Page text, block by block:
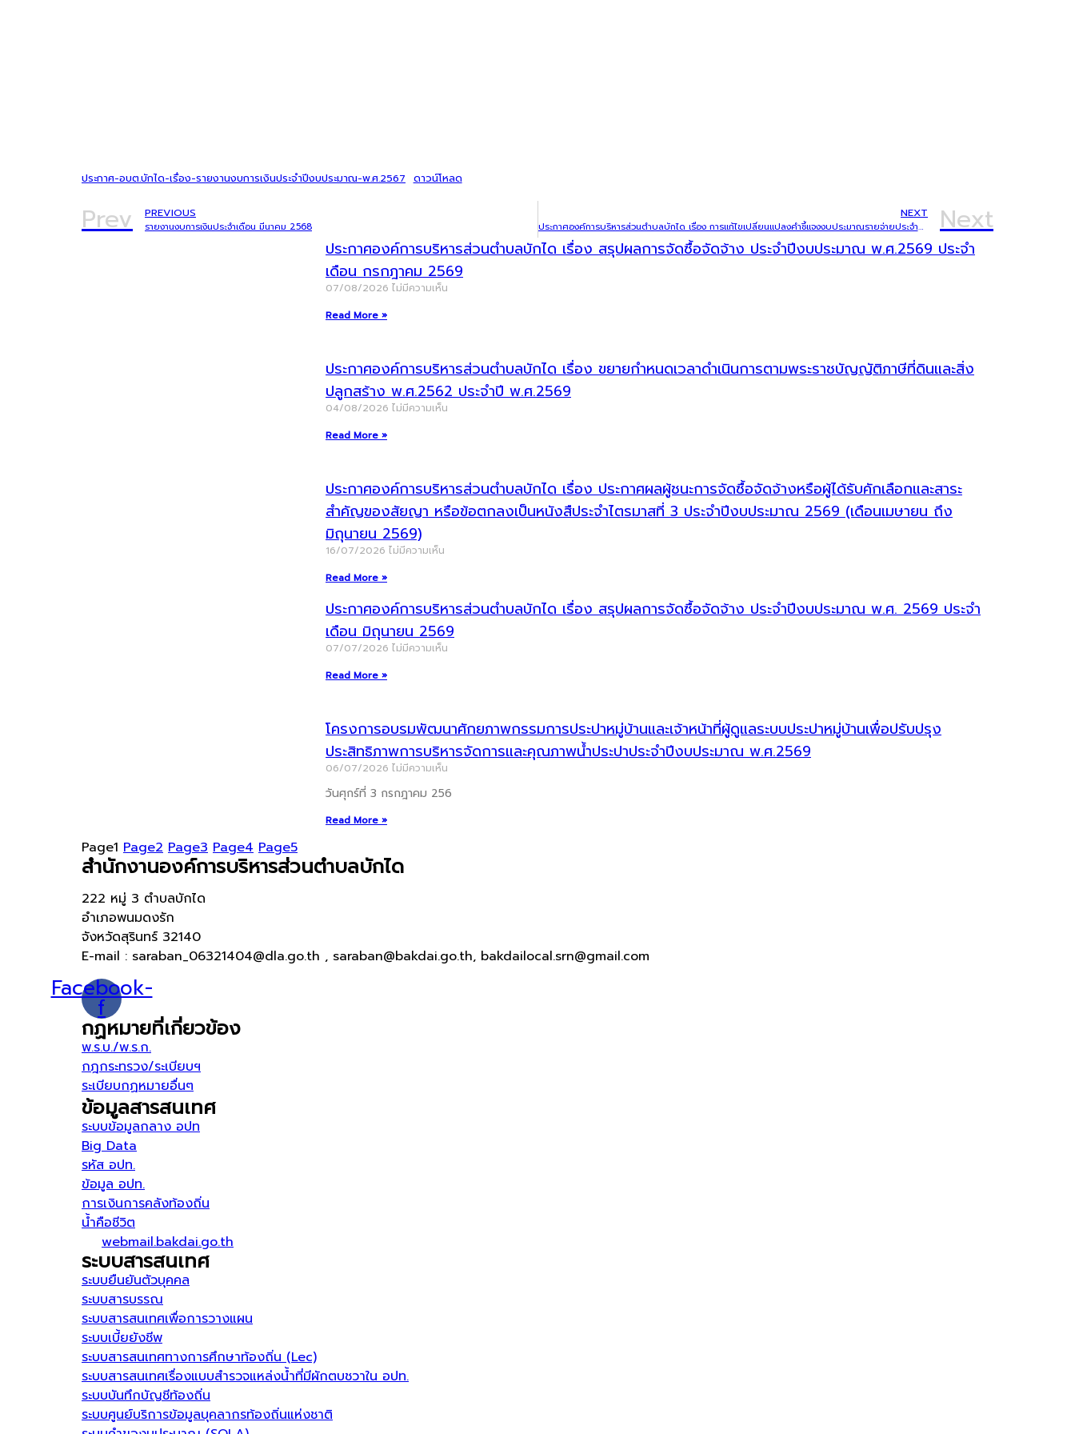
ประกาศ-อบต.บักได-เรื่อง-รายงานงบการเงินประจำปีงบประมาณ-พ.ศ.2567 ดาวน์โหลด
Prev PREVIOUS
รายงานงบการเงินประจำเดือน มีนาคม 2568
NEXT
ประกาศองค์การบริหารส่วนตำบลบักได เรื่อง การแก้ไขเปลี่ยนแปลงคำชี้แจงงบประมาณรายจ่ายประจำปีงบประมาณ พ.ศ.2568 ครั้งที่ 4 Next
ประกาศองค์การบริหารส่วนตำบลบักได เรื่อง สรุปผลการจัดซื้อจัดจ้าง ประจำปีงบประมาณ พ.ศ.2569 ประจำ
เดือน กรกฎาคม 2569
07/08/2026 ไม่มีความเห็น
Read More »
ประกาศองค์การบริหารส่วนตำบลบักได เรื่อง ขยายกำหนดเวลาดำเนินการตามพระราชบัญญัติภาษีที่ดินและสิ่ง
ปลูกสร้าง พ.ศ.2562 ประจำปี พ.ศ.2569
04/08/2026 ไม่มีความเห็น
Read More »
ประกาศองค์การบริหารส่วนตำบลบักได เรื่อง ประกาศผลผู้ชนะการจัดซื้อจัดจ้างหรือผู้ได้รับคักเลือกและสาระ
สำคัญของสัยญา หรือข้อตกลงเป็นหนังสืประจำไตรมาสที่ 3 ประจำปีงบประมาณ 2569 (เดือนเมษายน ถึง
มิถุนายน 2569)
16/07/2026 ไม่มีความเห็น
Read More »
ประกาศองค์การบริหารส่วนตำบลบักได เรื่อง สรุปผลการจัดซื้อจัดจ้าง ประจำปีงบประมาณ พ.ศ. 2569 ประจำ
เดือน มิถุนายน 2569
07/07/2026 ไม่มีความเห็น
Read More »
โครงการอบรมพัฒนาศักยภาพกรรมการประปาหมู่บ้านและเจ้าหน้าที่ผู้ดูแลระบบประปาหมู่บ้านเพื่อปรับปรุง
ประสิทธิภาพการบริหารจัดการและคุณภาพน้ำประปาประจำปีงบประมาณ พ.ศ.2569
06/07/2026 ไม่มีความเห็น
วันศุกร์ที่ 3 กรกฎาคม 256
Read More »
Page1 Page2 Page3 Page4 Page5
สำนักงานองค์การบริหารส่วนตำบลบักได
222 หมู่ 3 ตำบลบักได
อำเภอพนมดงรัก
จังหวัดสุรินทร์ 32140
E-mail : saraban_06321404@dla.go.th , saraban@bakdai.go.th, bakdailocal.srn@gmail.com
Facebook-
f
กฏหมายที่เกี่ยวข้อง
พ.ร.บ./พ.ร.ก.
กฎกระทรวง/ระเบียบฯ
ระเบียบกฏหมายอื่นๆ
ข้อมูลสารสนเทศ
ระบบข้อมูลกลาง อปท
Big Data
รหัส อปท.
ข้อมูล อปท.
การเงินการคลังท้องถิ่น
น้ำคือชีวิต
webmail.bakdai.go.th
ระบบสารสนเทศ
ระบบยืนยันตัวบุคคล
ระบบสารบรรณ
ระบบสารสนเทศเพื่อการวางแผน
ระบบเบี้ยยังชีพ
ระบบสารสนเทศทางการศึกษาท้องถิ่น (Lec)
ระบบสารสนเทศเรื่องแบบสำรวจแหล่งน้ำที่มีผักตบชวาใน อปท.
ระบบบันทึกบัญชีท้องถิ่น
ระบบศูนย์บริการข้อมูลบุคลากรท้องถิ่นแห่งชาติ